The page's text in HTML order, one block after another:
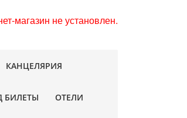
магазин не установлен.
КАНЦЕЛЯРИЯ
БИЛЕТЫ ОТЕЛИ